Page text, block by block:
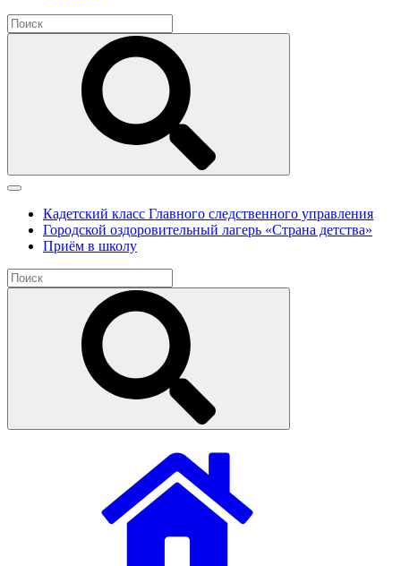
Кадетский класс Главного следственного управления
Городской оздоровительный лагерь «Страна детства»
Приём в школу